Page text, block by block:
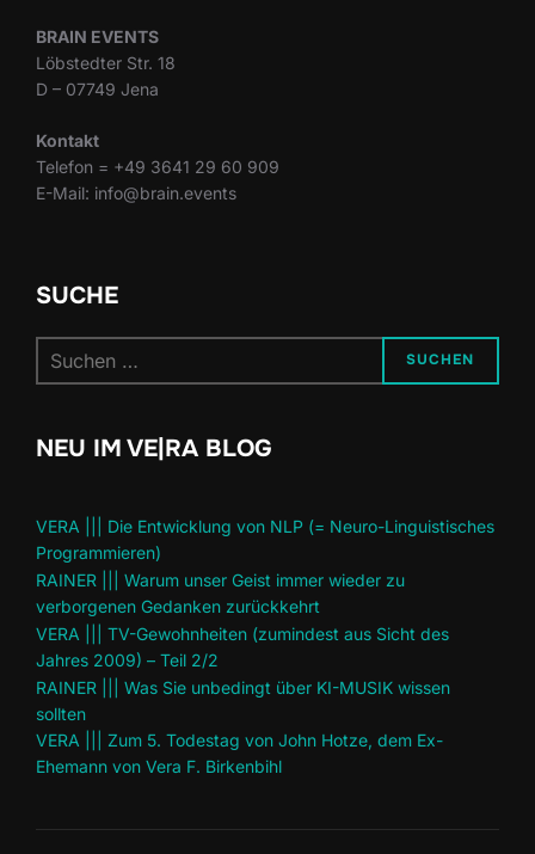
BRAIN EVENTS
Löbstedter Str. 18
D – 07749 Jena
Kontakt
Telefon = +49 3641 29 60 909
E-Mail: info@brain.events
SUCHE
nach:
SUCHEN
NEU IM VE|RA BLOG
VERA ||| Die Entwicklung von NLP (= Neuro-Linguistisches
Programmieren)
RAINER ||| Warum unser Geist immer wieder zu
verborgenen Gedanken zurückkehrt
VERA ||| TV-Gewohnheiten (zumindest aus Sicht des
Jahres 2009) – Teil 2/2
RAINER ||| Was Sie unbedingt über KI-MUSIK wissen
sollten
VERA ||| Zum 5. Todestag von John Hotze, dem Ex-
Ehemann von Vera F. Birkenbihl